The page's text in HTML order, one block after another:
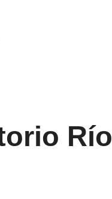
Río